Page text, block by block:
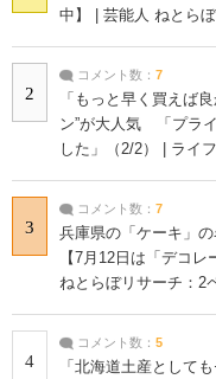
中】 | 芸能人 ねとら
2
コメント数： 7
「もっと早く買えば
ン”が大人気 「プラ
した」（2/2） | ライ
3
コメント数： 7
兵庫県の「ケーキ」
【7月12日は「デコ
ねとらぼリサーチ：2
4
コメント数： 5
「北海道土産として